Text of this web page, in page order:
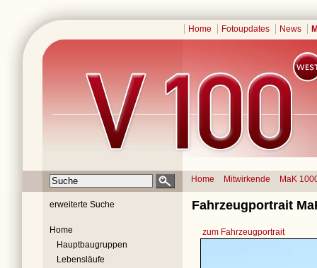
Home Fotoupdates News
Home Mitwirkende MaK
erweiterte Suche
Home
Hauptbaugruppen
Lebensläufe
Fahrzeugportrait
zum Fahrzeugportrait